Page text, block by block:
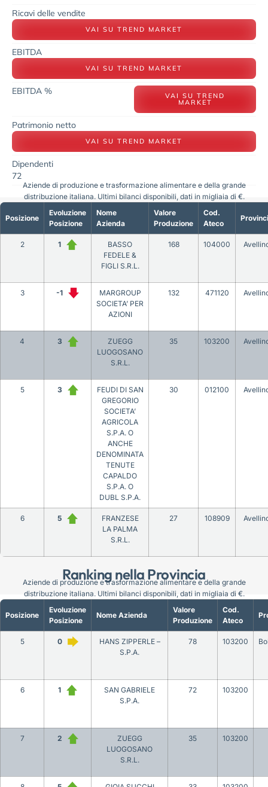
Ricavi delle vendite
VAI SU TREND MARKET
EBITDA
VAI SU TREND MARKET
EBITDA % VAI SU TREND
MARKET
Patrimonio netto
VAI SU TREND MARKET
Dipendenti
72
Ranking nella Provincia
Posizione
Evoluzione
Posizione
Nome
Azienda
Valore
Produzione
Cod.
Ateco
2 1
BASSO
FEDELE &
FIGLI S.R.L.
168 104000
3 -1
MARGROUP
SOCIETA’ PER
AZIONI
132 471120
4 3
ZUEGG
LUOGOSANO
S.R.L.
35 103200
5 3
FEUDI DI SAN
GREGORIO
SOCIETA’
AGRICOLA
S.P.A. O
ANCHE
DENOMINATA
TENUTE
CAPALDO
S.P.A. O
DUBL S.P.A.
30 012100
6 5
FRANZESE
LA PALMA
S.R.L.
27 108909
Aziende di produzione e trasformazione alimentare e della grande
distribuzione italiana. Ultimi bilanci disponibili, dati in migliaia di €.
Posizione
Evoluzione
Posizione
Nome Azienda
Valore
Produzione
Cod.
Ateco
5 0
HANS ZIPPERLE –
S.P.A.
78 103200
6 1
SAN GABRIELE
S.P.A.
72 103200
7 2
ZUEGG
LUOGOSANO
S.R.L.
35 103200
Aziende di produzione e trasformazione alimentare e della grande
distribuzione italiana. Ultimi bilanci disponibili, dati in migliaia di €.